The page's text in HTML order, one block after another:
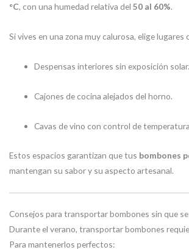
°C, con una humedad relativa del 50 al 60%.
Si vives en una zona muy calurosa, elige lugares
Despensas interiores sin exposición solar.
Cajones de cocina alejados del horno.
Cavas de vino con control de
Estos espacios garantizan que tus bombones
mantengan su sabor y su aspecto artesanal.
Consejos para transportar bombones sin que
Durante el verano, transportar bombones
Para mantenerlos perfectos: